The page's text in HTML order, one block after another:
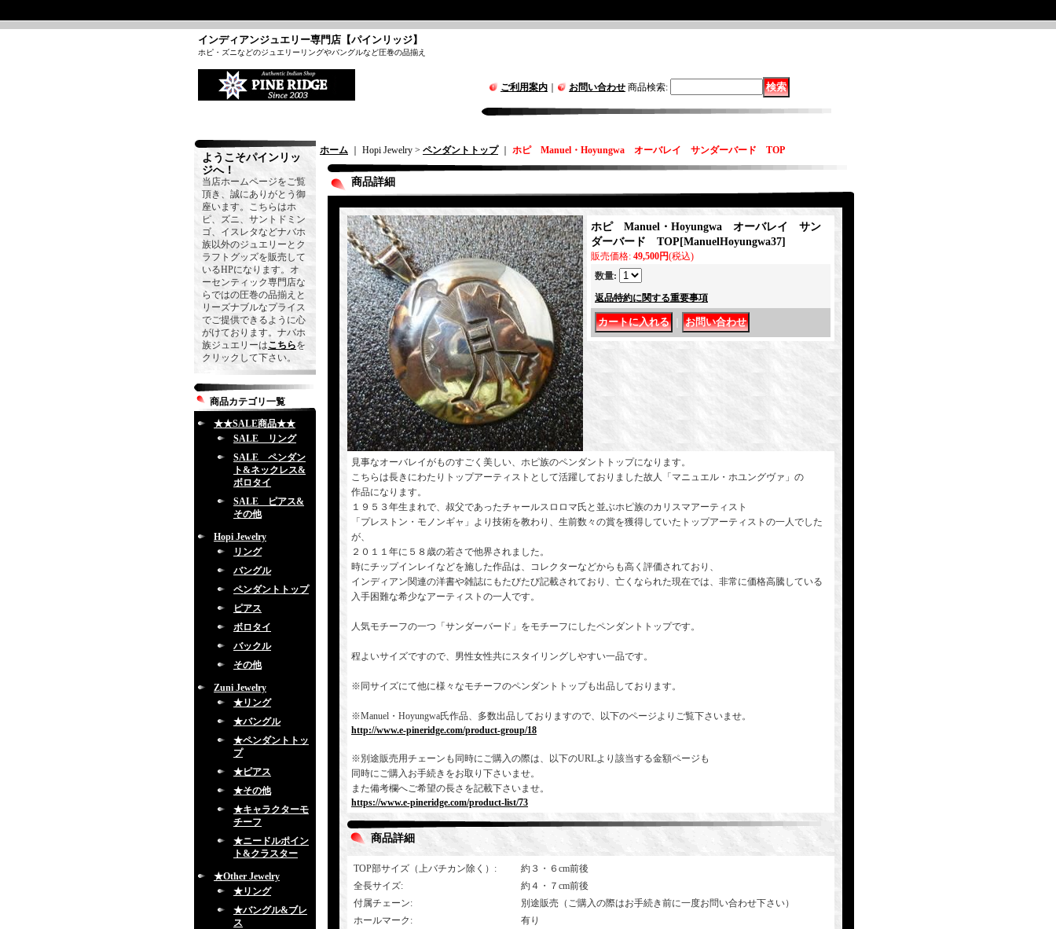
インディアンジュエリー専門店【パインリッジ】
ホピ・ズニなどのジュエリーリングやバングルなど圧巻の品揃え
ご利用案内 お問い合わせ 商品検索:
ようこそパインリッ
ジへ！
当店ホームページをご覧
頂き、誠にありがとう御
座います。こちらはホ
ピ、ズニ、サントドミン
ゴ、イスレタなどナバホ
族以外のジュエリーとク
ラフトグッズを販売して
いるHPになります。オ
ーセンティック専門店な
らではの圧巻の品揃えと
リーズナブルなプライス
でご提供できるように心
がけております。ナバホ
族ジュエリーはこちらを
クリックして下さい。
商品カテゴリ一覧
★★SALE商品★★
SALE リング
SALE ペンダン
ト&ネックレス&
ボロタイ
SALE ピアス&
その他
Hopi Jewelry
リング
バングル
ペンダントトップ
ピアス
ボロタイ
バックル
その他
Zuni Jewelry
★リング
★バングル
★ペンダントトッ
プ
★ピアス
★その他
★キャラクターモ
チーフ
★ニードルポイン
ト&クラスター
★Other Jewelry
★リング
★バングル&ブレ
ス
ホーム ｜ Hopi Jewelry > ペンダントトップ｜ ホピ Manuel・Hoyungwa オーバレイ サンダーバード TOP
商品詳細
ホピ Manuel・Hoyungwa オーバレイ サン
ダーバード TOP [ManuelHoyungwa37]
販売価格: 49,500円(税込)
数量:
返品特約に関する重要事項
見事なオーバレイがものすごく美しい、ホピ族のペンダントトップになります。
こちらは長きにわたりトップアーティストとして活躍しておりました故人「マニュエル・ホユングヴァ」の
作品になります。
１９５３年生まれで、叔父であったチャールスロロマ氏と並ぶホピ族のカリスマアーティスト
「プレストン・モノンギャ」より技術を教わり、生前数々の賞を獲得していたトップアーティストの一人でした
が、
２０１１年に５８歳の若さで他界されました。
時にチップインレイなどを施した作品は、コレクターなどからも高く評価されており、
インディアン関連の洋書や雑誌にもたびたび記載されており、亡くなられた現在では、非常に価格高騰している
入手困難な希少なアーティストの一人です。
人気モチーフの一つ「サンダーバード」をモチーフにしたペンダントトップです。
程よいサイズですので、男性女性共にスタイリングしやすい一品です。
※同サイズにて他に様々なモチーフのペンダントトップも出品しております。
※Manuel・Hoyungwa氏作品、多数出品しておりますので、以下のページよりご覧下さいませ。
http://www.e-pineridge.com/product-group/18
※別途販売用チェーンも同時にご購入の際は、以下のURLより該当する金額ページも
同時にご購入お手続きをお取り下さいませ。
また備考欄へご希望の長さを記載下さいませ。
https://www.e-pineridge.com/product-list/73
商品詳細
TOP部サイズ（上バチカン除く） :
約３・６cm前後
全長サイズ:
約４・７cm前後
付属チェーン:
別途販売（ご購入の際はお手続き前に一度お問い合わせ下さい）
ホールマーク :
有り